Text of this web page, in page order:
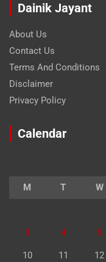
Dainik Jayant
About Us
Contact Us
Terms And Conditions
Disclaimer
Privacy Policy
Calendar
M T W
3 4 5
10 11 12